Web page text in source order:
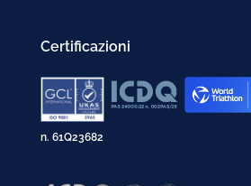
Certificazioni
n. 61Q23682